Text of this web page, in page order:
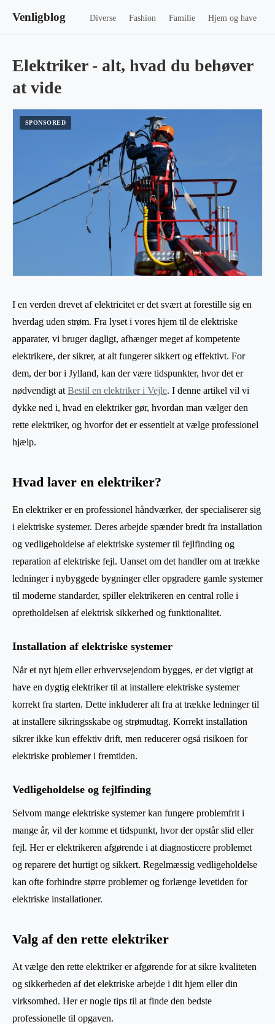
Venligblog Diverse Fashion Familie Hjem og have
Elektriker - alt, hvad du behøver
at vide
I en verden drevet af elektricitet er det svært at forestille sig en
hverdag uden strøm. Fra lyset i vores hjem til de elektriske
apparater, vi bruger dagligt, afhænger meget af kompetente
elektrikere, der sikrer, at alt fungerer sikkert og effektivt. For
dem, der bor i Jylland, kan der være tidspunkter, hvor det er
nødvendigt at Bestil en elektriker i Vejle. I denne artikel vil vi
dykke ned i, hvad en elektriker gør, hvordan man vælger den
rette elektriker, og hvorfor det er essentielt at vælge professionel
hjælp.
Hvad laver en elektriker?
En elektriker er en professionel håndværker, der specialiserer sig
i elektriske systemer. Deres arbejde spænder bredt fra installation
og vedligeholdelse af elektriske systemer til fejlfinding og
reparation af elektriske fejl. Uanset om det handler om at trække
ledninger i nybyggede bygninger eller opgradere gamle systemer
til moderne standarder, spiller elektrikeren en central rolle i
opretholdelsen af elektrisk sikkerhed og funktionalitet.
Installation af elektriske systemer
Når et nyt hjem eller erhvervsejendom bygges, er det vigtigt at
have en dygtig elektriker til at installere elektriske systemer
korrekt fra starten. Dette inkluderer alt fra at trække ledninger til
at installere sikringsskabe og strømudtag. Korrekt installation
sikrer ikke kun effektiv drift, men reducerer også risikoen for
elektriske problemer i fremtiden.
Vedligeholdelse og fejlfinding
Selvom mange elektriske systemer kan fungere problemfrit i
mange år, vil der komme et tidspunkt, hvor der opstår slid eller
fejl. Her er elektrikeren afgørende i at diagnosticere problemet
og reparere det hurtigt og sikkert. Regelmæssig vedligeholdelse
kan ofte forhindre større problemer og forlænge levetiden for
elektriske installationer.
Valg af den rette elektriker
At vælge den rette elektriker er afgørende for at sikre kvaliteten
og sikkerheden af det elektriske arbejde i dit hjem eller din
virksomhed. Her er nogle tips til at finde den bedste
professionelle til opgaven.